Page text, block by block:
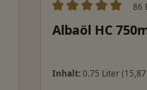
5 Sternen
86
Albaöl HC
Inhalt: 0.75 Liter